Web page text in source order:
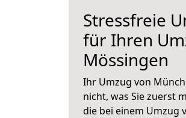
Stressfreie
für Ihren
Mössingen
Ihr Umzug von
nicht, was Sie zuerst
die bei einem Umzug